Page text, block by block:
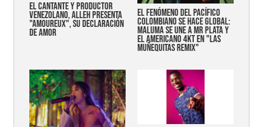
EL CANTANTE Y PRODUCTOR
VENEZOLANO, ALLEH PRESENTA
"AMOUREUX", SU DECLARACIÓN
DE AMOR
EL FENÓMENO DEL PACÍFICO
COLOMBIANO SE HACE GLOBAL:
MALUMA SE UNE A MR PLATA Y
EL AMERICANO 4KT EN "LAS
MUÑEQUITAS REMIX"